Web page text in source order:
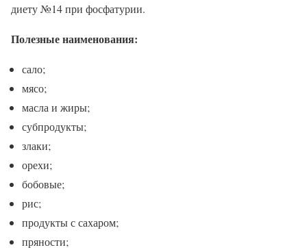
диету №14 при фосфатурии.
Полезные наименования:
сало;
мясо;
масла и жиры;
субпродукты;
злаки;
орехи;
бобовые;
рис;
продукты с сахаром;
пряности;